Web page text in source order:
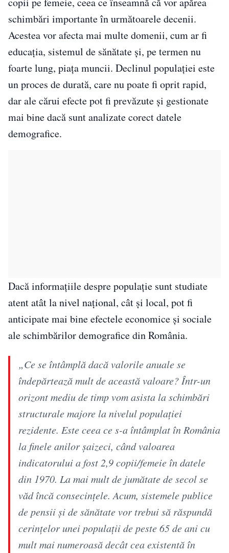
schimbări importante în următoarele decenii.
Acestea vor afecta mai multe domenii, cum ar fi
educația, sistemul de sănătate și, pe termen nu
foarte lung, piața muncii. Declinul populației este
un proces de durată, care nu poate fi oprit rapid,
dar ale cărui efecte pot fi prevăzute și gestionate
mai bine dacă sunt analizate corect datele
demografice.
Dacă informațiile despre populație sunt studiate
atent atât la nivel național, cât și local, pot fi
anticipate mai bine efectele economice și sociale
ale schimbărilor demografice din România.
„Ce se întâmplă dacă valorile anuale se
îndepărtează mult de această valoare? Într-un
orizont mediu de timp vom asista la schimbări
structurale majore la nivelul populaţiei
rezidente. Este ceea ce s-a întâmplat în România
la finele anilor şaizeci, când valoarea
indicatorului a fost 2,9 copii/femeie în datele
din 1970. La mai mult de jumătate de secol se
văd încă consecinţele. Acum, sistemele publice
de pensii şi de sănătate vor trebui să răspundă
cerinţelor unei populaţii de peste 65 de ani cu
mult mai numeroasă decât cea existentă în